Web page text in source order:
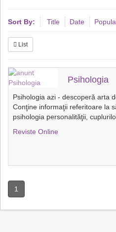
Sort By: Title Date
List
Psihologia
Psihologia azi - descoperă arta
Conţine informaţii referitoare la
psihologia personalităţii,
Reviste Online
1